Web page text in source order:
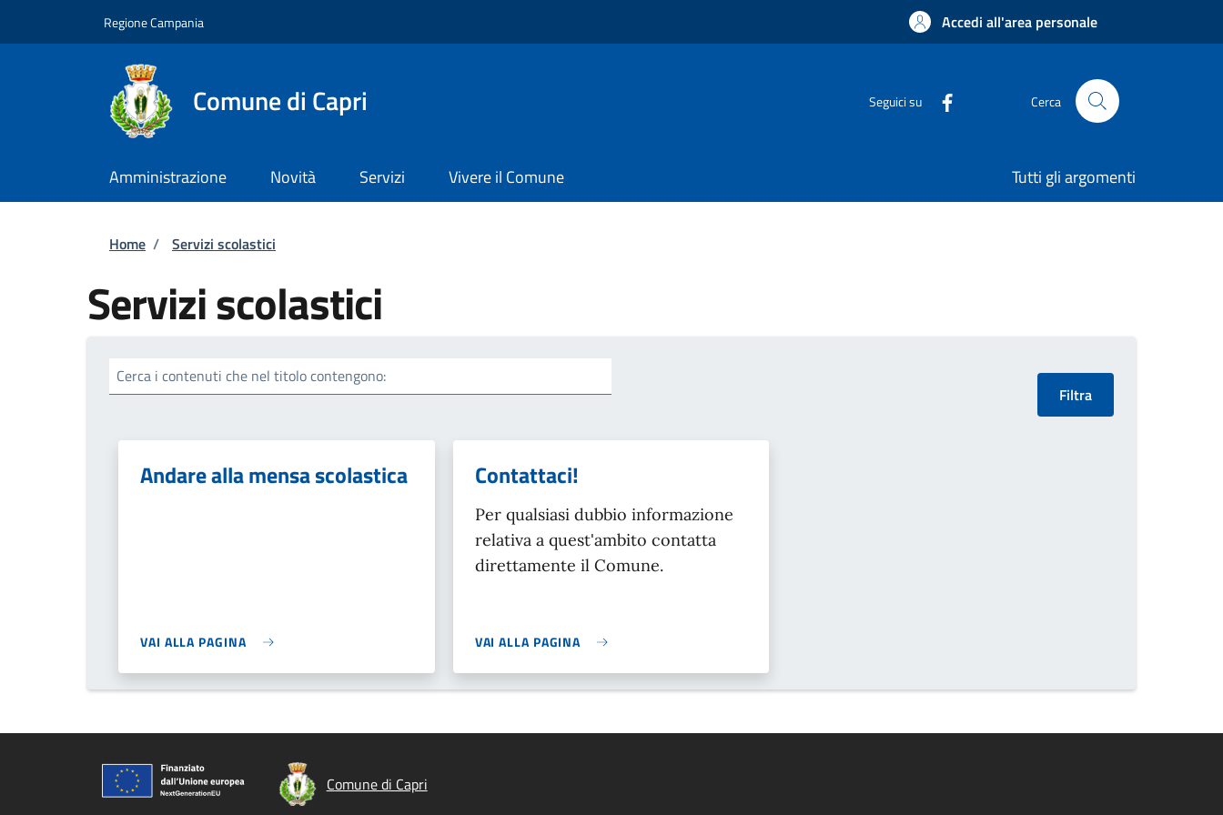
Regione Campania Accedi all'area personale
Comune di Capri Seguici su Cerca
Amministrazione Novità Servizi Vivere il Comune Tutti gli argomenti
Briciole di pane
Home / Servizi scolastici
Servizi scolastici
Cerca i contenuti che nel titolo contengono:
Andare alla mensa scolastica
VAI ALLA PAGINA
Contattaci!
Per qualsiasi dubbio informazione
relativa a quest'ambito contatta
direttamente il Comune.
VAI ALLA PAGINA
Comune di Capri